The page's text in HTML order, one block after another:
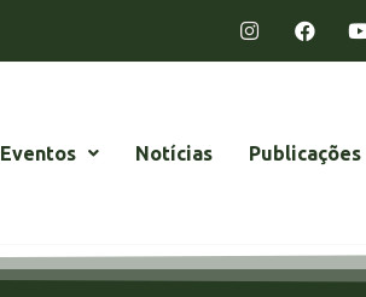
Eventos Notícias Publicações